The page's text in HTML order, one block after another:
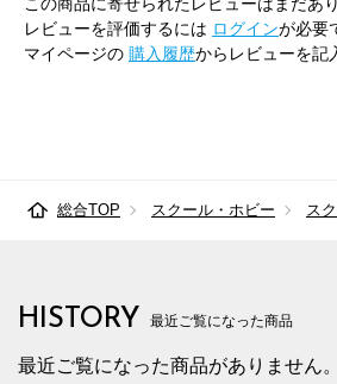
この商品に寄せられたレビューはまだあ
レビューを評価するには ログインが必要
マイページの 購入履歴からレビューを記
総合TOP スクール・ホビー ス
HISTORY 最近ご覧になった商品
最近ご覧になった商品がありません。